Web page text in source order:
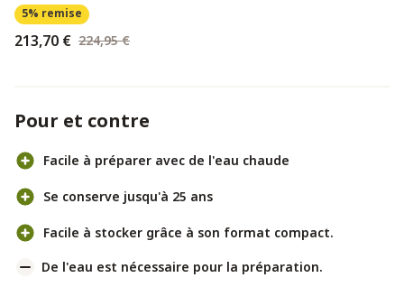
5% remise
213,70 € 224,95 €
Pour et contre
Facile à préparer avec de l'eau chaude
Se conserve jusqu'à 25 ans
Facile à stocker grâce à son format compact.
De l'eau est nécessaire pour la préparation.